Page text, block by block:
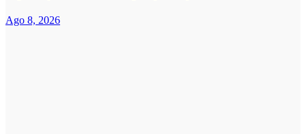
Ago 8, 2026